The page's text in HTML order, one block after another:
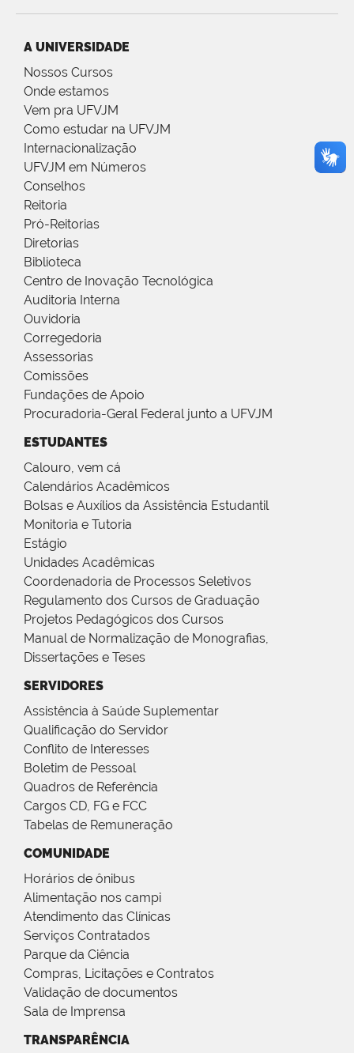
A UNIVERSIDADE
Nossos Cursos
Onde estamos
Vem pra UFVJM
Como estudar na UFVJM
Internacionalização
UFVJM em Números
Conselhos
Reitoria
Pró-Reitorias
Diretorias
Biblioteca
Centro de Inovação Tecnológica
Auditoria Interna
Ouvidoria
Corregedoria
Assessorias
Comissões
Fundações de Apoio
Procuradoria-Geral Federal junto a UFVJM
ESTUDANTES
Calouro, vem cá
Calendários Acadêmicos
Bolsas e Auxílios da Assistência Estudantil
Monitoria e Tutoria
Estágio
Unidades Acadêmicas
Coordenadoria de Processos Seletivos
Regulamento dos Cursos de Graduação
Projetos Pedagógicos dos Cursos
Manual de Normalização de Monografias,
Dissertações e Teses
SERVIDORES
Assistência à Saúde Suplementar
Qualificação do Servidor
Conflito de Interesses
Boletim de Pessoal
Quadros de Referência
Cargos CD, FG e FCC
Tabelas de Remuneração
COMUNIDADE
Horários de ônibus
Alimentação nos campi
Atendimento das Clínicas
Serviços Contratados
Parque da Ciência
Compras, Licitações e Contratos
Validação de documentos
Sala de Imprensa
TRANSPARÊNCIA